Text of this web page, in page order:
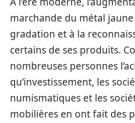
marchande du métal
gradation et à la
certains de ses produits.
nombreuses personnes
qu’investissement, les
numismatiques et les
mobilières en ont fait des